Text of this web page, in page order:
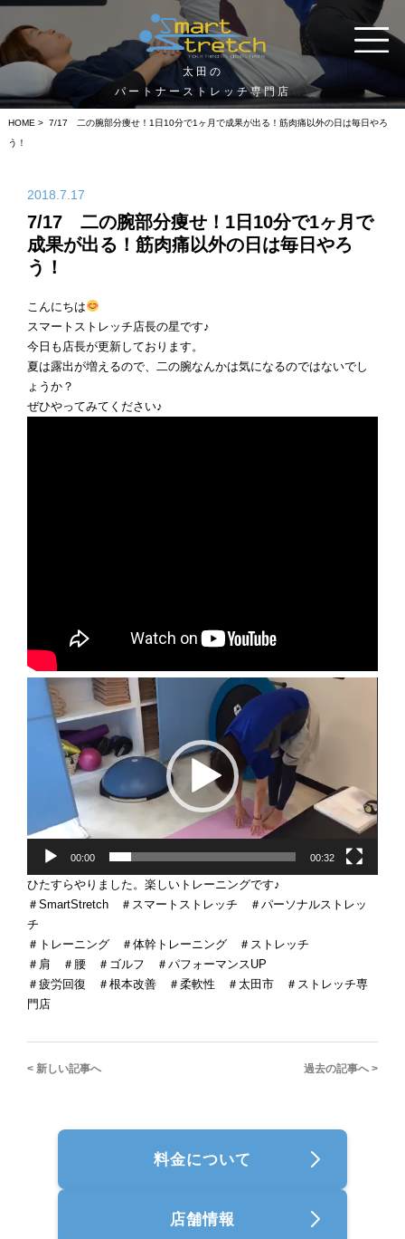
太田の
パートナーストレッチ専門店
HOME > 7/17 二の腕部分痩せ！1日10分で1ヶ月で成果が出る！筋肉痛以外の日は毎日やろ
う！
2018.7.17
7/17 二の腕部分痩せ！1日10分で1ヶ月で
成果が出る！筋肉痛以外の日は毎日やろ
う！
こんにちは
スマートストレッチ店長の星です♪
今日も店長が更新しております。
夏は露出が増えるので、二の腕なんかは気になるのではないでし
ょうか？
ぜひやってみてください♪
00:00 00:32
ひたすらやりました。楽しいトレーニングです♪
＃SmartStretch ＃スマートストレッチ ＃パーソナルストレッ
チ
＃トレーニング ＃体幹トレーニング ＃ストレッチ
＃肩 ＃腰 ＃ゴルフ ＃パフォーマンスUP
＃疲労回復 ＃根本改善 ＃柔軟性 ＃太田市 ＃ストレッチ専
門店
< 新しい記事へ 過去の記事へ >
料金について
店舗情報